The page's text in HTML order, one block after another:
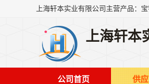
上海轩本
公司首页 供